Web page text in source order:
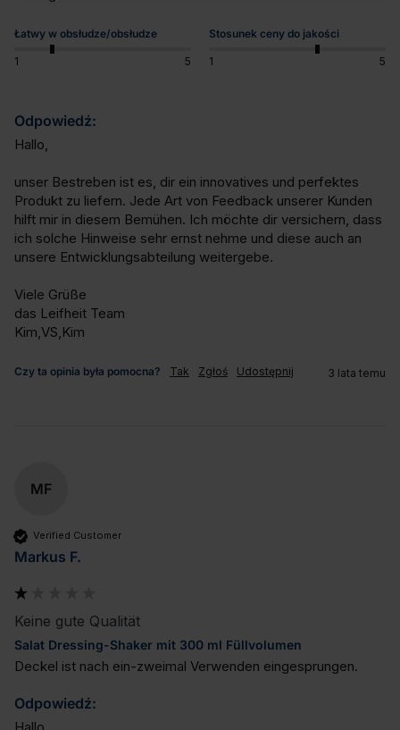
Łatwy w obsłudze/obsłudze
1 5
Stosunek ceny do jakości
1 5
Odpowiedź:
Hallo,
unser Bestreben ist es, dir ein innovatives und perfektes
Produkt zu liefern. Jede Art von Feedback unserer Kunden
hilft mir in diesem Bemühen. Ich möchte dir versichern, dass
ich solche Hinweise sehr ernst nehme und diese auch an
unsere Entwicklungsabteilung weitergebe.
Viele Grüße
das Leifheit Team
Kim,VS,Kim
Czy ta opinia była pomocna? Tak Zgłoś Udostępnij 3 lata temu
MF
Verified Customer
Markus F.
Keine gute Qualität
Salat Dressing-Shaker mit 300 ml Füllvolumen
Deckel ist nach ein-zweimal Verwenden eingesprungen.
Odpowiedź: